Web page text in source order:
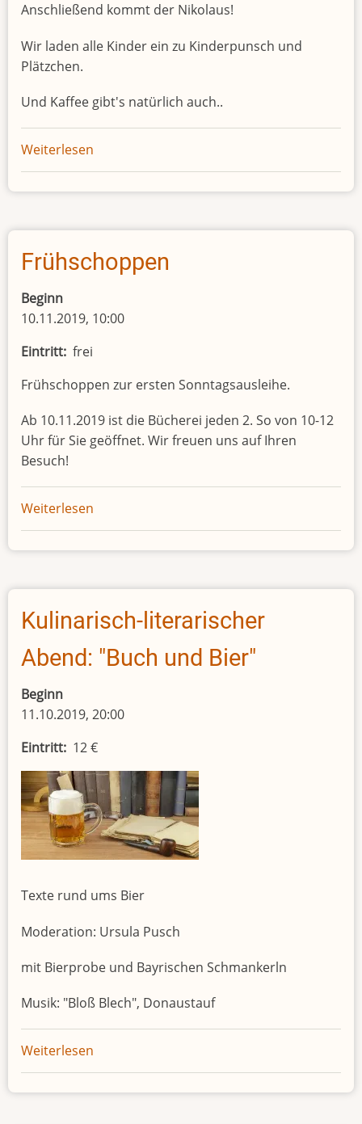
Anschließend kommt der Nikolaus!
Wir laden alle Kinder ein zu Kinderpunsch und
Plätzchen.
Und Kaffee gibt's natürlich auch..
Weiterlesen
Adventscafé
Frühschoppen
Beginn
10.11.2019, 10:00
Eintritt frei
Frühschoppen zur ersten Sonntagsausleihe.
Ab 10.11.2019 ist die Bücherei jeden 2. So von 10-12
Uhr für Sie geöffnet. Wir freuen uns auf Ihren
Besuch!
Weiterlesen
Frühschoppen
Kulinarisch-literarischer
Abend: "Buch und Bier"
Beginn
11.10.2019, 20:00
Eintritt 12 €
Texte rund ums Bier
Moderation: Ursula Pusch
mit Bierprobe und Bayrischen Schmankerln
Musik: "Bloß Blech", Donaustauf
Weiterlesen
Kulinarisch-
literarischer